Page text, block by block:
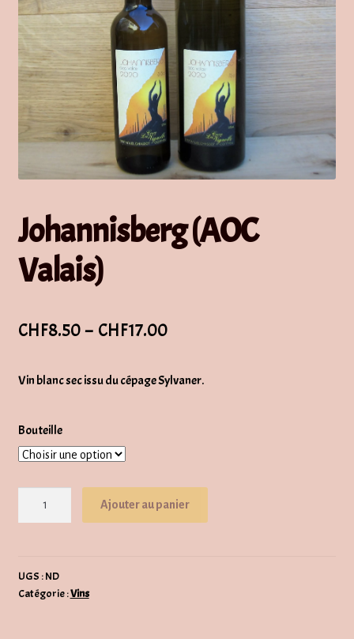
Johannisberg (AOC
Valais)
CHF8.50– CHF17.00Plage
prix :
Vin blanc sec issu du cépage Sylvaner.
Bouteille
Valais)
Ajouter au panier
UGS :ND
Catégorie :Vins